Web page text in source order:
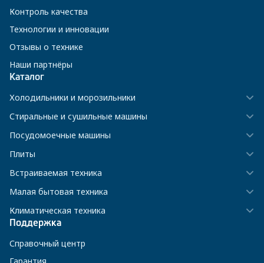
Контроль качества
Технологии и инновации
Отзывы о технике
Наши партнёры
Каталог
Холодильники и морозильники
Стиральные и сушильные машины
Посудомоечные машины
Плиты
Встраиваемая техника
Малая бытовая техника
Климатическая техника
Поддержка
Справочный центр